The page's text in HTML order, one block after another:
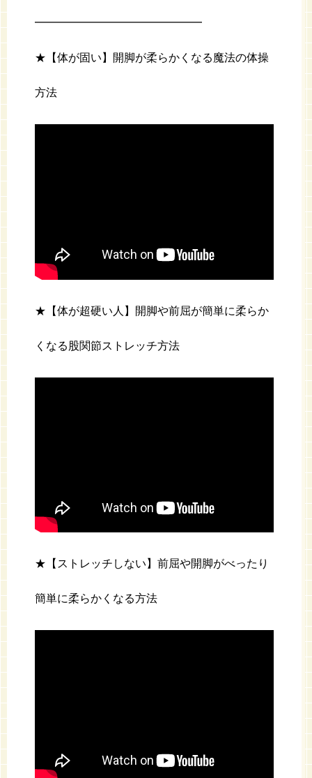
━━━━━━━━━━━━━━━
★【体が固い】開脚が柔らかくなる魔法の体操
方法
★【体が超硬い人】開脚や前屈が簡単に柔らか
くなる股関節ストレッチ方法
★【ストレッチしない】前屈や開脚がべったり
簡単に柔らかくなる方法